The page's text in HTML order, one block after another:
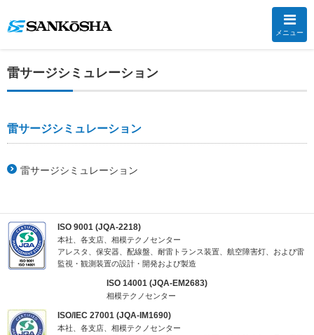
メニュー
雷サージシミュレーション
雷サージシミュレーション
雷サージシミュレーション
ISO 9001 (JQA-2218)
本社、各支店、相模テクノセンター
アレスタ、保安器、配線盤、耐雷トランス装置、航空障害灯、および雷
監視・観測装置の設計・開発および製造
ISO 14001 (JQA-EM2683)
相模テクノセンター
ISO/IEC 27001 (JQA-IM1690)
本社、各支店、相模テクノセンター